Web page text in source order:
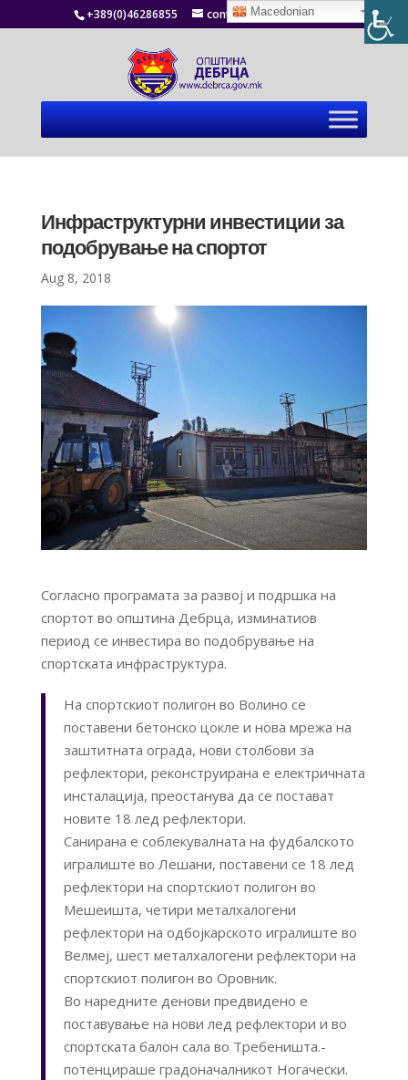
+389(0)46286855 contact@debrca.gov.mk
Инфраструктурни инвестиции за
подобрување на спортот
Aug 8, 2018
Согласно програмата за развој и подршка на
спортот во општина Дебрца, изминатиов
период се инвестира во подобрување на
спортската инфраструктура.
На спортскиот полигон во Волино се
поставени бетонско цокле и нова мрежа на
заштитната ограда, нови столбови за
рефлектори, реконструирана е електричната
инсталација, преостанува да се постават
новите 18 лед рефлектори.
Санирана е соблекувалната на фудбалското
игралиште во Лешани, поставени се 18 лед
рефлектори на спортскиот полигон во
Мешеишта, четири металхалогени
рефлектори на одбојкарското игралиште во
Велмеј, шест металхалогени рефлектори на
спортскиот полигон во Оровник.
Во наредните денови предвидено е
поставување на нови лед рефлектори и во
спортската балон сала во Требеништа.-
потенцираше градоначалникот Ногачески.
Macedonian